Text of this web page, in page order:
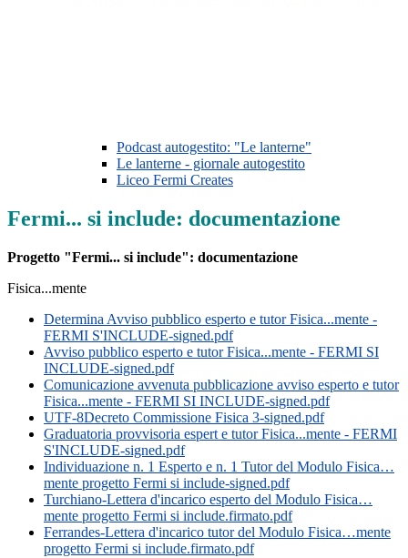
Podcast autogestito: "Le lanterne"
Le lanterne - giornale autogestito
Liceo Fermi Creates
Fermi... si include: documentazione
Progetto "Fermi... si include": documentazione
Fisica...mente
Determina Avviso pubblico esperto e tutor Fisica...mente -
FERMI S'INCLUDE-signed.pdf
Avviso pubblico esperto e tutor Fisica...mente - FERMI SI
INCLUDE-signed.pdf
Comunicazione avvenuta pubblicazione avviso esperto e tutor
Fisica...mente - FERMI SI INCLUDE-signed.pdf
UTF-8Decreto Commissione Fisica 3-signed.pdf
Graduatoria provvisoria espert e tutor Fisica...mente - FERMI
S'INCLUDE-signed.pdf
Individuazione n. 1 Esperto e n. 1 Tutor del Modulo Fisica…
mente progetto Fermi si include-signed.pdf
Turchiano-Lettera d'incarico esperto del Modulo Fisica…
mente progetto Fermi si include.firmato.pdf
Ferrandes-Lettera d'incarico tutor del Modulo Fisica…mente
progetto Fermi si include.firmato.pdf